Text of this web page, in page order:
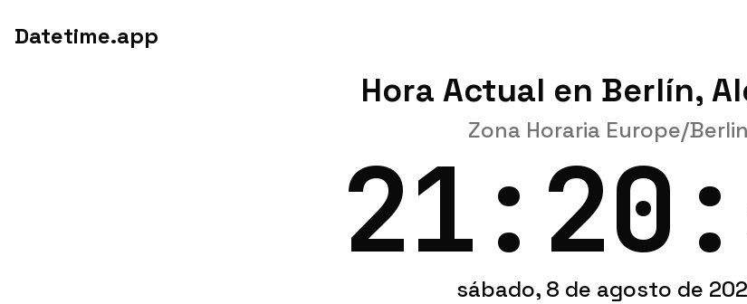
Datetime.app
Hora Actual en Berlín,
Zona Horaria Europe/Berlin
sábado, 8 de agosto de